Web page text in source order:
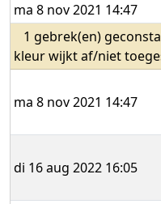
ma 8 nov 2021 14:47
1 gebrek(en)
kleur wijkt af/niet
ma 8 nov 2021 14:47
di 16 aug 2022 16:05